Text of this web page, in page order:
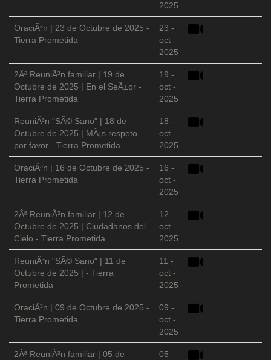
2025
OraciÃ³n | 23 de Octubre de 2025 -
Tierra Prometida
23 -
oct -
2025
2Âª ReuniÃ³n familiar | 19 de
Octubre de 2025 | En el SeÃ±or -
Tierra Prometida
19 -
oct -
2025
ReuniÃ³n "SÃ© Sano" | 18 de
Octubre de 2025 | MÃ¡s respeto
por favor - Tierra Prometida
18 -
oct -
2025
OraciÃ³n | 16 de Octubre de 2025 -
Tierra Prometida
16 -
oct -
2025
2Âª ReuniÃ³n familiar | 12 de
Octubre de 2025 | Ciudadanos del
Cielo - Tierra Prometida
12 -
oct -
2025
ReuniÃ³n "SÃ© Sano" | 11 de
Octubre de 2025 | - Tierra
Prometida
11 -
oct -
2025
OraciÃ³n | 09 de Octubre de 2025 -
Tierra Prometida
09 -
oct -
2025
2Âª ReuniÃ³n familiar | 05 de
05 -